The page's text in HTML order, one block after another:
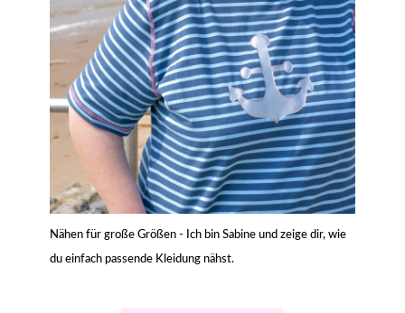
Nähen für große Größen - Ich bin Sabine und zeige dir, wie
du einfach passende Kleidung nähst.